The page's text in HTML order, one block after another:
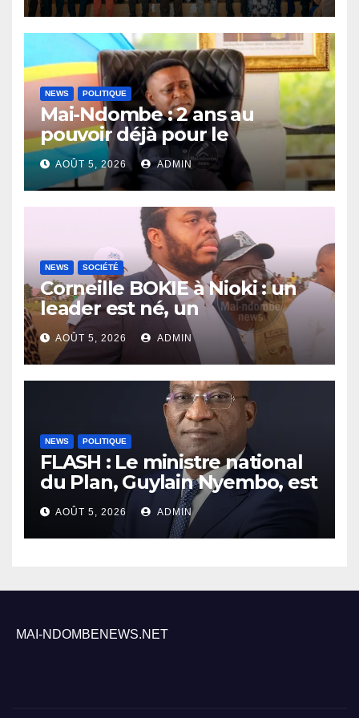
Inongo
NEWS POLITIQUE
Mai-Ndombe : 2 ans au
pouvoir déjà pour le
Gouverneur Nkoso Kevani
AOÛT 5, 2026 ADMIN
NEWS SOCIÉTÉ
Corneille BOKIE à Nioki : un
leader est né, un
entrepreneur leur est donné
AOÛT 5, 2026 ADMIN
NEWS POLITIQUE
FLASH : Le ministre national
du Plan, Guylain Nyembo, est
arrivé ce mercredi à Inongo
AOÛT 5, 2026 ADMIN
MAI-NDOMBENEWS.NET